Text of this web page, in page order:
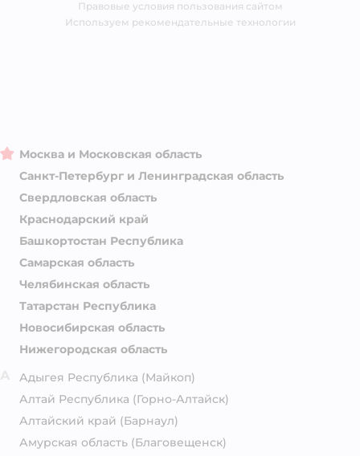
Правовые условия пользования сайтом
Используем рекомендательные технологии
Москва и Московская область
Санкт-Петербург и Ленинградская область
Свердловская область
Краснодарский край
Башкортостан Республика
Самарская область
Челябинская область
Татарстан Республика
Новосибирская область
Нижегородская область
Адыгея Республика (Майкоп)
Алтай Республика (Горно-Алтайск)
Алтайский край (Барнаул)
Амурская область (Благовещенск)